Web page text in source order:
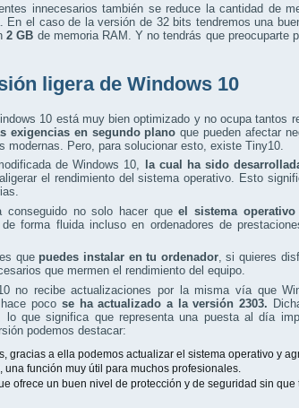
innecesarios también se reduce la cantidad de
En el caso de la versión de 32 bits tendremos una
2 GB de memoria RAM. Y no tendrás que preocuparte
ligera de Windows 10
10 está muy bien optimizado y no ocupa tantos
exigencias en segundo plano que pueden afectar
modernas. Pero, para solucionar esto, existe Tiny10.
de Windows 10,
la cual ha sido
el rendimiento del sistema operativo. Esto
conseguido no solo hacer queel sistema
forma fluida incluso en ordenadores de
que puedes instalar en tu ordenador, si quieres
que mermen el rendimiento del equipo.
no recibe actualizaciones por la misma vía que
poco se ha actualizado a la versión 2303.
que significa que representa una puesta al día
podemos destacar:
gracias a ella podemos actualizar el sistema operativo y
una función muy útil para muchos profesionales.
ofrece un buen nivel de protección y de seguridad sin